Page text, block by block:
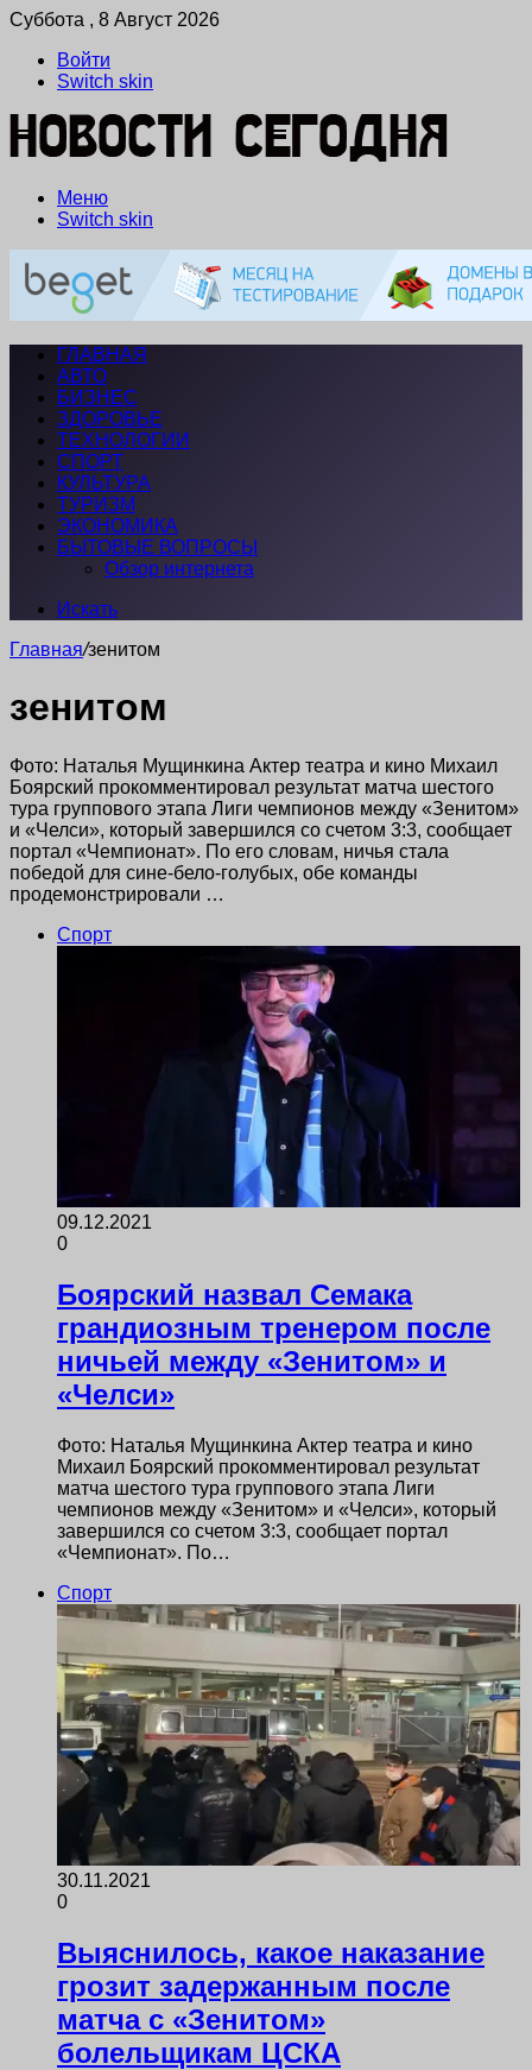
Суббота , 8 Август 2026
Войти
Switch skin
Меню
Switch skin
ГЛАВНАЯ
АВТО
БИЗНЕС
ЗДОРОВЬЕ
ТЕХНОЛОГИИ
СПОРТ
КУЛЬТУРА
ТУРИЗМ
ЭКОНОМИКА
БЫТОВЫЕ ВОПРОСЫ
Обзор интернета
Искать
Главная/зенитом
зенитом
Фото: Наталья Мущинкина Актер театра и кино Михаил
Боярский прокомментировал результат матча шестого
тура группового этапа Лиги чемпионов между «Зенитом»
и «Челси», который завершился со счетом 3:3, сообщает
портал «Чемпионат». По его словам, ничья стала
победой для сине-бело-голубых, обе команды
продемонстрировали …
Спорт
09.12.2021
0
Боярский назвал Семака
грандиозным тренером после
ничьей между «Зенитом» и
«Челси»
Фото: Наталья Мущинкина Актер театра и кино
Михаил Боярский прокомментировал результат
матча шестого тура группового этапа Лиги
чемпионов между «Зенитом» и «Челси», который
завершился со счетом 3:3, сообщает портал
«Чемпионат». По…
Спорт
30.11.2021
0
Выяснилось, какое наказание
грозит задержанным после
матча с «Зенитом»
болельщикам ЦСКА